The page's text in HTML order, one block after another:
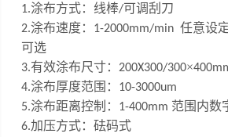
1.涂布方式：线棒/可调刮刀
2.涂布速度： 1-2000mm/min任意设
可选
3.有效涂布尺寸： 200X300/300×
4.涂布厚度范围： 10-3000um
5.涂布距离控制： 1-400mm 范围内数
6.加压方式：砝码式